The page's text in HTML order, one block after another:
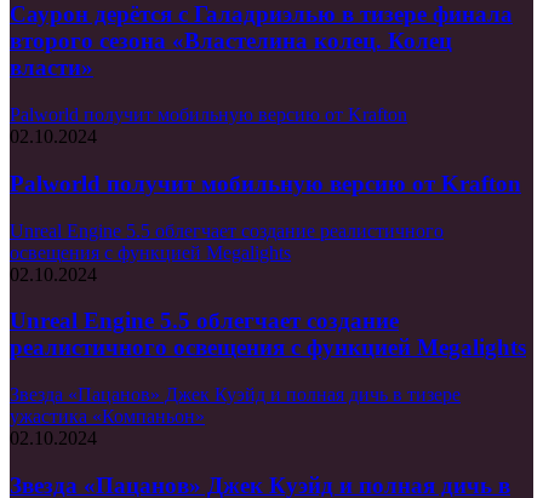
Саурон дерётся с Галадриэлью в тизере финала
второго сезона «Властелина колец. Колец
власти»
Palworld получит мобильную версию от Krafton
02.10.2024
Palworld получит мобильную версию от Krafton
Unreal Engine 5.5 облегчает создание реалистичного
освещения с функцией Megalights
02.10.2024
Unreal Engine 5.5 облегчает создание
реалистичного освещения с функцией Megalights
Звезда «Пацанов» Джек Куэйд и полная дичь в тизере
ужастика «Компаньон»
02.10.2024
Звезда «Пацанов» Джек Куэйд и полная дичь в